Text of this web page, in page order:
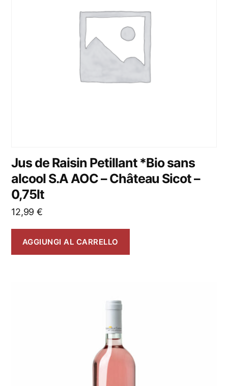
Jus de Raisin Petillant *Bio sans
alcool S.A AOC – Château Sicot –
0,75lt
12,99 €
AGGIUNGI AL CARRELLO